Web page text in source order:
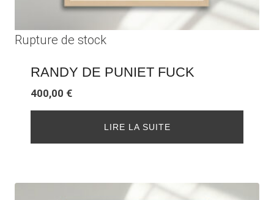
Rupture de stock
RANDY DE PUNIET FUCK
400,00 €
LIRE LA SUITE